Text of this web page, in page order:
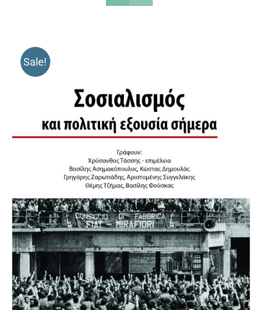
Sale!